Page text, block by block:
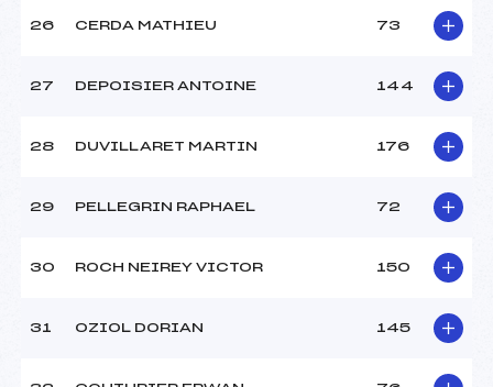
26 CERDA MATHIEU 73
27 DEPOISIER ANTOINE 144
28 DUVILLARET MARTIN 176
29 PELLEGRIN RAPHAEL 72
30 ROCH NEIREY VICTOR 150
31 OZIOL DORIAN 145